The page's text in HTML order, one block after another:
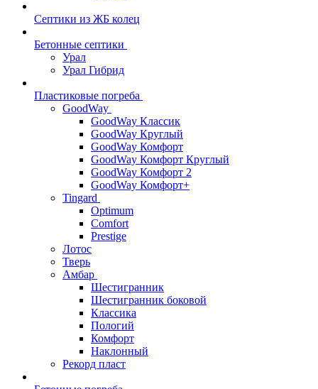
Септики из ЖБ колец
Бетонные септики
Урал
Урал Гибрид
Пластиковые погреба
GoodWay
GoodWay Классик
GoodWay Круглый
GoodWay Комфорт
GoodWay Комфорт Круглый
GoodWay Комфорт 2
GoodWay Комфорт+
Tingard
Optimum
Comfort
Prestige
Лотос
Тверь
Амбар
Шестигранник
Шестигранник боковой
Классика
Пологий
Комфорт
Наклонный
Рекорд пласт